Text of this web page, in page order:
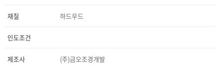
재질 하드우드
인도조건
제조사 (주)금오조경개발